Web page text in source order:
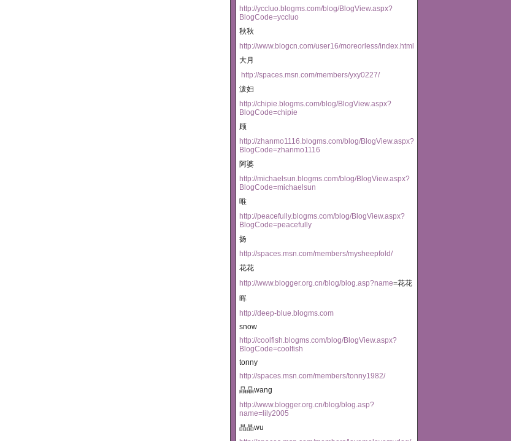
http://yccluo.blogms.com/blog/BlogView.aspx?
BlogCode=yccluo
秋秋
http://www.blogcn.com/user16/moreorless/index.html
大月
http://spaces.msn.com/members/yxy0227/
泼妇
http://chipie.blogms.com/blog/BlogView.aspx?
BlogCode=chipie
顾
http://zhanmo1116.blogms.com/blog/BlogView.aspx?
BlogCode=zhanmo1116
阿婆
http://michaelsun.blogms.com/blog/BlogView.aspx?
BlogCode=michaelsun
唯
http://peacefully.blogms.com/blog/BlogView.aspx?
BlogCode=peacefully
扬
http://spaces.msn.com/members/mysheepfold/
花花
http://www.blogger.org.cn/blog/blog.asp?name=花花
晖
http://deep-blue.blogms.com
snow
http://coolfish.blogms.com/blog/BlogView.aspx?
BlogCode=coolfish
tonny
http://spaces.msn.com/members/tonny1982/
晶晶wang
http://www.blogger.org.cn/blog/blog.asp?
name=lily2005
晶晶wu